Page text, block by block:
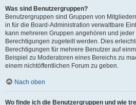
Was sind Benutzergruppen?
Benutzergruppen sind Gruppen von
in für die Board-Administration verwaltbare
kann mehreren Gruppen angehören und
Berechtigungen zugeteilt werden. Dies
Berechtigungen für mehrere Benutzer auf
Beispiel zu Moderatoren eines Bereichs zu
einem nichtöffentlichen Forum zu geben.
Nach oben
Wo finde ich die Benutzergruppen und wie